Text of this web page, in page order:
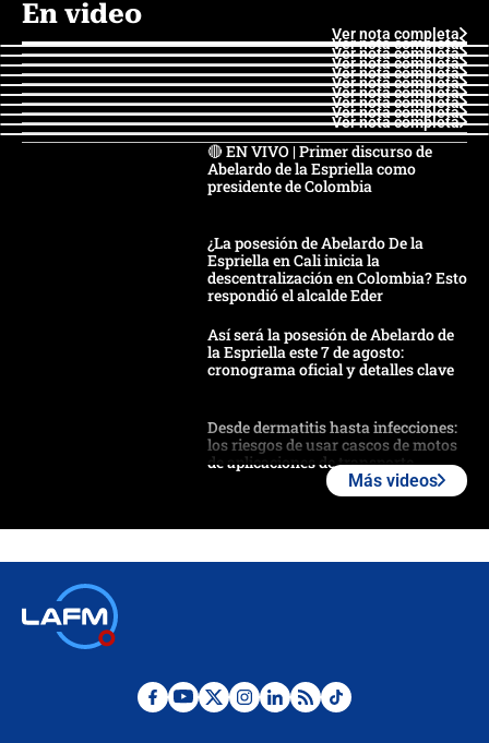
En video
Ver nota completa
Ver nota completa
Ver nota completa
Ver nota completa
Ver nota completa
Ver nota completa
Ver nota completa
Ver nota completa
Ver nota completa
Ver nota completa
🔴 EN VIVO | Primer discurso de
Abelardo de la Espriella como
presidente de Colombia
¿La posesión de Abelardo De la
Espriella en Cali inicia la
descentralización en Colombia? Esto
respondió el alcalde Eder
Así será la posesión de Abelardo de
la Espriella este 7 de agosto:
cronograma oficial y detalles clave
Desde dermatitis hasta infecciones:
los riesgos de usar cascos de motos
de aplicaciones de transporte
celular? Requisitos, pasos y
Posesión de Abelardo De La Espriella
Más videos